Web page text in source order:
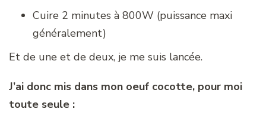
Cuire 2 minutes à 800W (puissance maxi
généralement)
Et de une et de deux, je me suis lancée.
J’ai donc mis dans mon oeuf cocotte, pour moi
toute seule :